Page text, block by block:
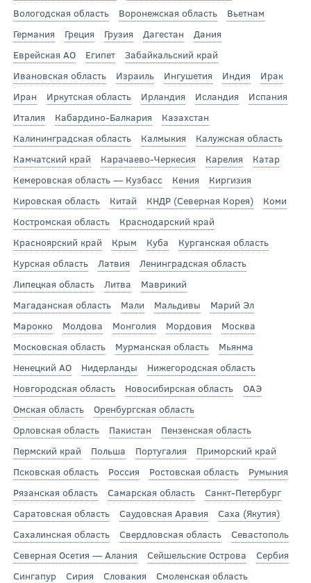
Вологодская область
Воронежская область
Вьетнам
Германия
Греция Грузия Дагестан
Дания
Еврейская АО
Египет
Забайкальский край
Ивановская область
Израиль Ингушетия Индия
Ирак
Иран
Иркутская область Ирландия Исландия
Испания
Италия
Кабардино-Балкария
Казахстан
Калининградская область
Калмыкия
Калужская область
Камчатский край
Карачаево-Черкесия Карелия
Катар
Кемеровская область — Кузбасс
Кения
Киргизия
Кировская область
Китай КНДР (Северная Корея)
Коми
Костромская область
Краснодарский край
Красноярский край
Крым Куба
Курганская область
Курская область
Латвия
Ленинградская область
Липецкая область
Литва
Маврикий
Магаданская область
Мали Мальдивы
Марий Эл
Марокко
Молдова Монголия Мордовия
Москва
Московская область
Мурманская область
Мьянма
Ненецкий АО
Нидерланды
Нижегородская область
Новгородская область
Новосибирская область
ОАЭ
Омская область
Оренбургская область
Орловская область
Пакистан
Пензенская область
Пермский край
Польша Португалия
Приморский край
Псковская область
Россия Ростовская область
Румыния
Рязанская область
Самарская область
Санкт-Петербург
Саратовская область
Саудовская Аравия
Саха (Якутия)
Сахалинская область
Свердловская область
Севастополь
Северная Осетия — Алания
Сейшельские Острова
Сербия
Сингапур
Сирия Словакия
Смоленская область